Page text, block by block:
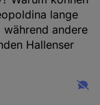
lange
während andere
Hallenser